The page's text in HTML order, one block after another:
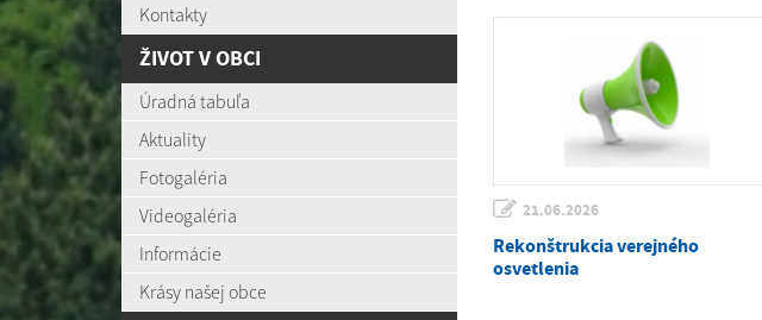
Kontakty
ŽIVOT V OBCI
Úradná tabuľa
Aktuality
Fotogaléria
Videogaléria
Informácie
Krásy našej obce
21.06.2026
Rekonštrukcia verejného
osvetlenia